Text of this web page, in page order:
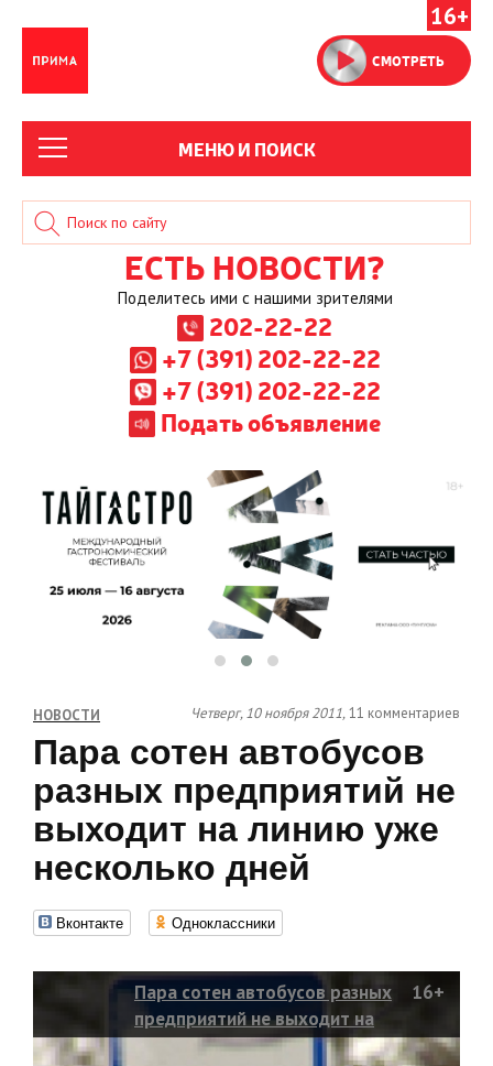
16+
СМОТРЕТЬ
МЕНЮ И ПОИСК
ЕСТЬ НОВОСТИ?
Поделитесь ими с нашими зрителями
202-22-22
+7 (391) 202-22-22
+7 (391) 202-22-22
Подать объявление
НОВОСТИ Четверг, 10 ноября 2011,11 комментариев
Пара сотен автобусов
разных предприятий не
выходит на линию уже
несколько дней
Вконтакте Одноклассники
Пара сотен автобусов разных
предприятий не выходит на
линию уже несколько дней
16+